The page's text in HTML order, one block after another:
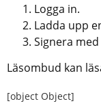
Logga in.
Ladda upp
Signera
Läsombud kan
[object Object]